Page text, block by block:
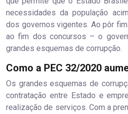
necessidades da população
dos governos vigentes. Ao pôr
ao fim dos concursos – o
grandes esquemas de corrupção.
Como a PEC 32/2020
Os grandes esquemas de
contratação entre Estado e
realização de serviços. Com a